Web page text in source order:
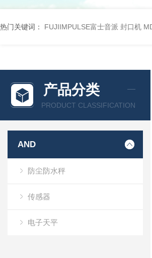
热门关键词： FUJIIMPULSE富士音派 封口机
产品分类
PRODUCT CLASSIFICATION
AND
防尘防水秤
传感器
电子天平